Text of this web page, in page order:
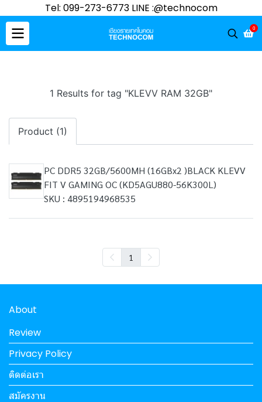
Tel: 099-273-6773 LINE :@technocom
0
1 Results for tag "KLEVV RAM 32GB"
Product (1)
PC DDR5 32GB/5600MH (16GBx2 )BLACK KLEVV
FIT V GAMING OC (KD5AGU880-56K300L)
SKU : 4895194968535
1
About
Review
Privacy Policy
ติดต่อเรา
สมัครงาน